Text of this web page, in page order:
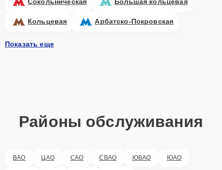
Сокольническая Большая кольцевая
Кольцевая Арбатско-Покровская
Показать еще
Районы обслуживания
ВАО ЦАО САО СВАО ЮВАО ЮАО